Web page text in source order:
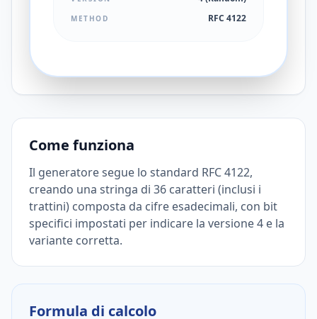
METHOD RFC 4122
Come funziona
Il generatore segue lo standard RFC 4122,
creando una stringa di 36 caratteri (inclusi i
trattini) composta da cifre esadecimali, con bit
specifici impostati per indicare la versione 4 e la
variante corretta.
Formula di calcolo